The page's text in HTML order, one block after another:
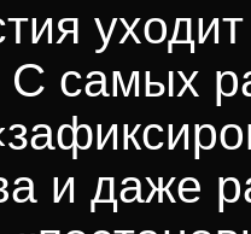
С самых
и даже